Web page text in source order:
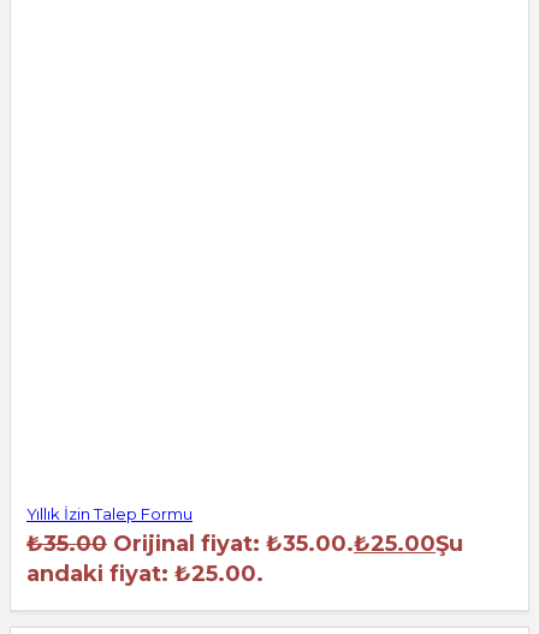
Yıllık İzin Talep Formu
₺35.00 Orijinal fiyat: ₺35.00.₺25.00Şu
andaki fiyat: ₺25.00.